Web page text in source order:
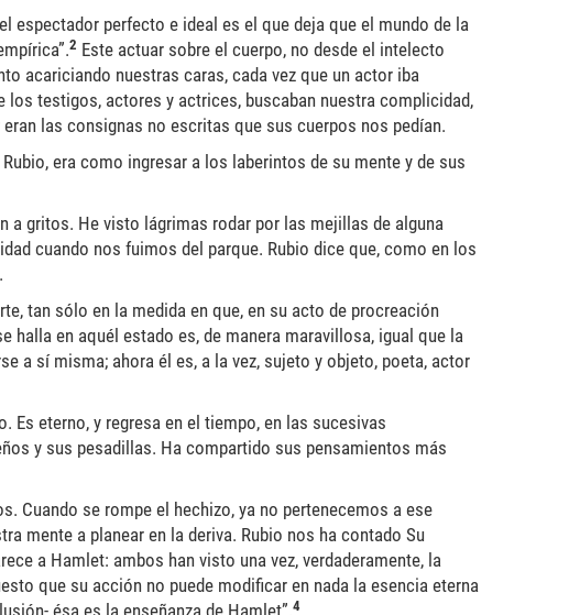
espectador perfecto e ideal es el que deja que el mundo de la
2 Este actuar sobre el cuerpo, no desde el intelecto
acariciando nuestras caras, cada vez que un actor iba
testigos, actores y actrices, buscaban nuestra complicidad,
las consignas no escritas que sus cuerpos nos pedían.
era como ingresar a los laberintos de su mente y de sus
a gritos. He visto lágrimas rodar por las mejillas de alguna
cuando nos fuimos del parque. Rubio dice que, como en los
tan sólo en la medida en que, en su acto de procreación
en aquél estado es, de manera maravillosa, igual que la
a sí misma; ahora él es, a la vez, sujeto y objeto, poeta, actor
Es eterno, y regresa en el tiempo, en las sucesivas
y sus pesadillas. Ha compartido sus pensamientos más
Cuando se rompe el hechizo, ya no pertenecemos a ese
mente a planear en la deriva. Rubio nos ha contado Su
a Hamlet: ambos han visto una vez, verdaderamente, la
que su acción no puede modificar en nada la esencia eterna
4